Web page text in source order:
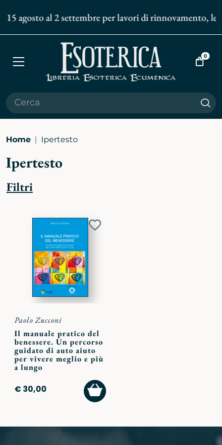
15 agosto al 2 settembre per lavori di rinnovamento,
Apri
Vai
0
Home Ipertesto
Ipertesto
Filtri
Aggiungi
Paolo Zucconi
Il manuale pratico del
benessere. Un percorso
guidato di auto aiuto
per vivere meglio e più
a lungo
€ 30,00
AGGIUNGI
AL
CARRELLO